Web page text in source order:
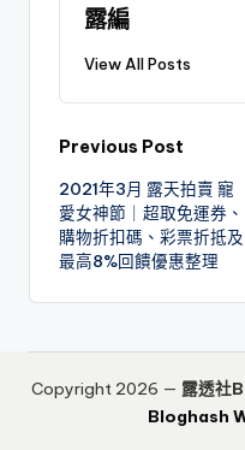
露編
View All Posts
Post
navigation
Previous Post
2021年3月 露天拍賣 寵
愛女神節｜超取免運券、
購物折扣碼、彩票折抵及
最高8%回饋優惠整理
Copyright 2026 — 露透社
Bloghash